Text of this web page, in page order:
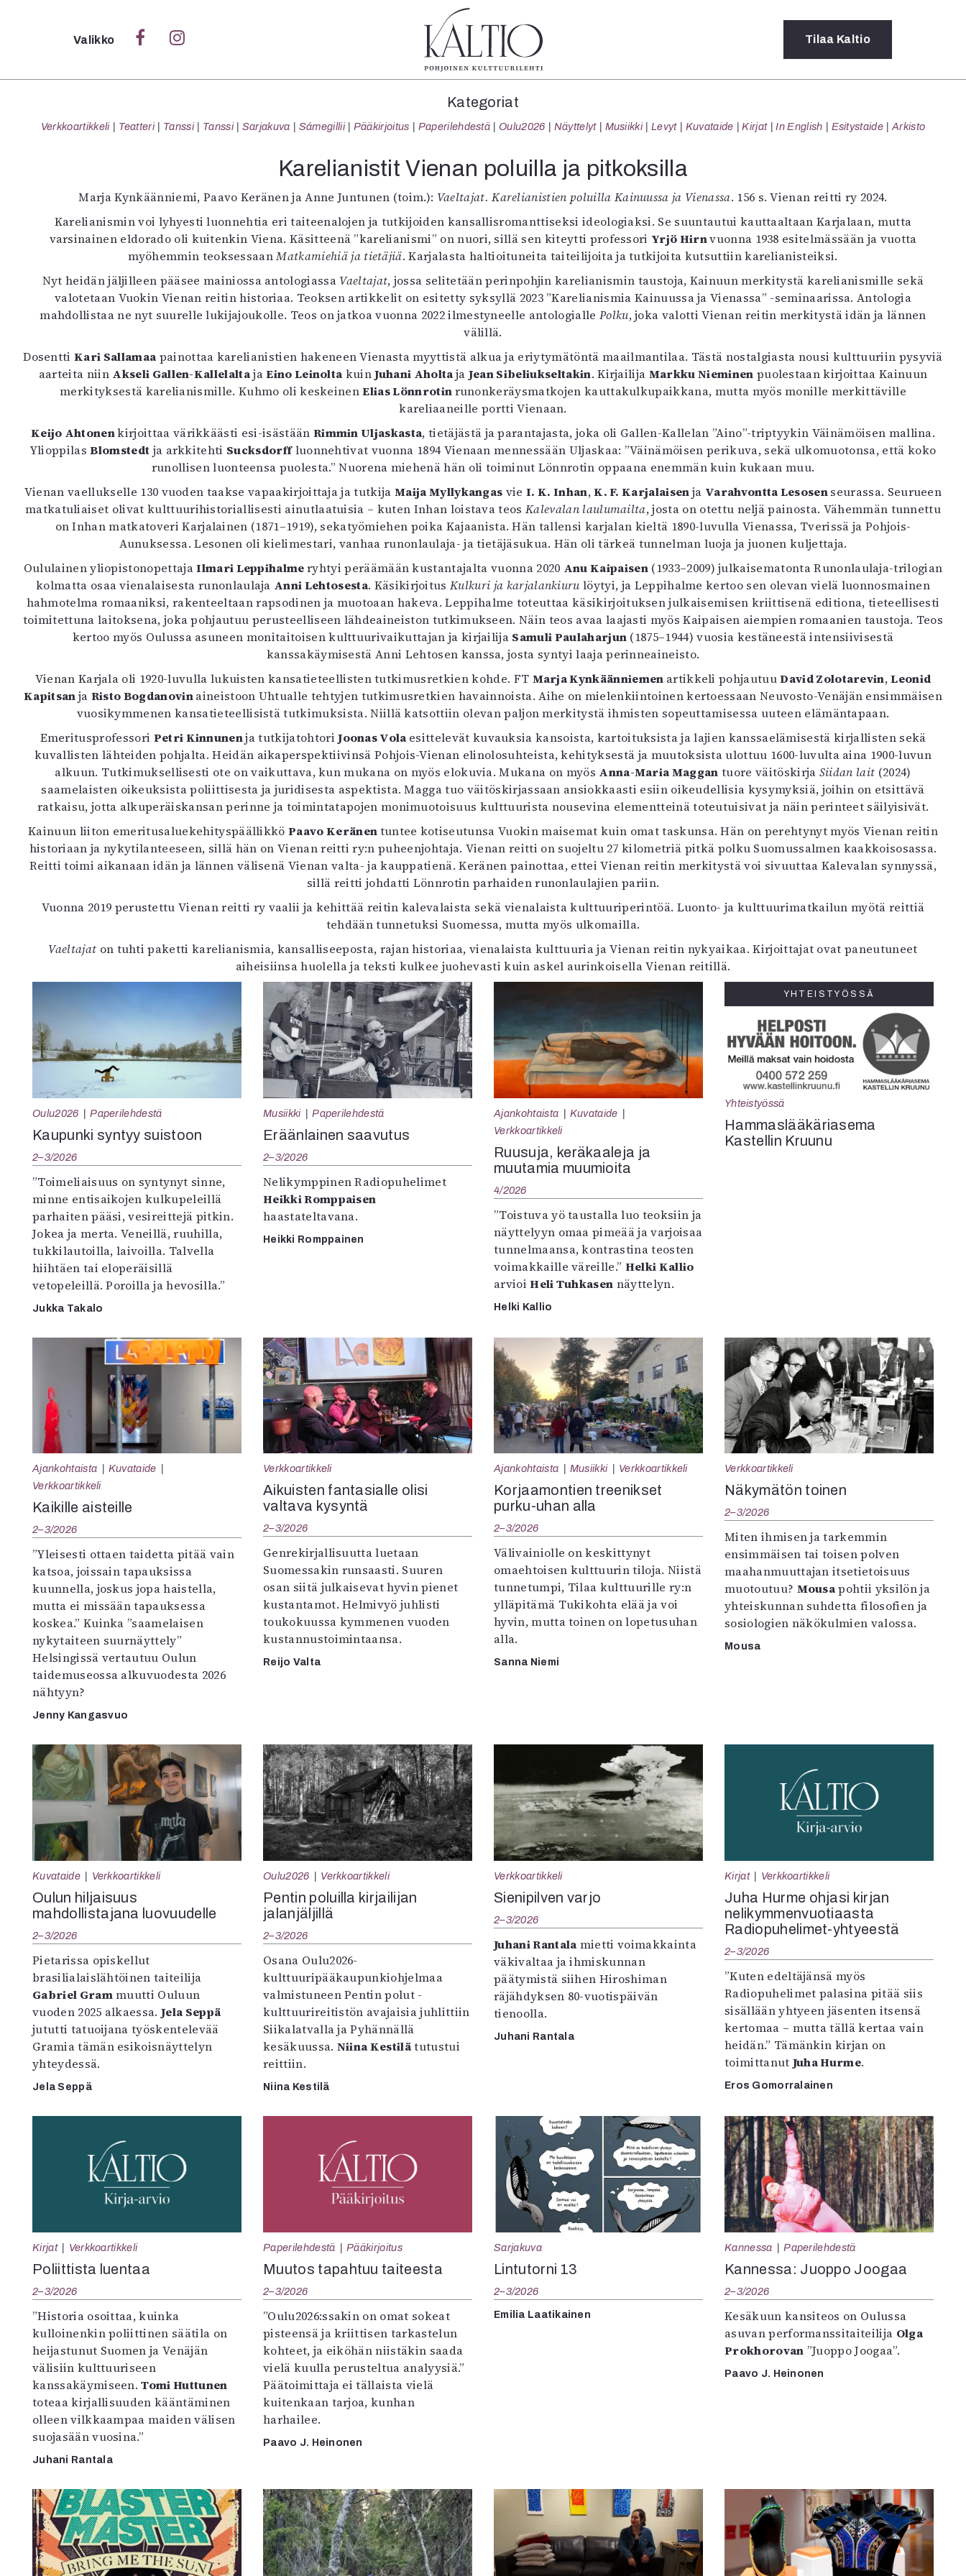
Sulje
Verkkoartikkeli
Tanssi
Tanssi
Sarjakuva
Pääkirjoitus
Paperilehdestä
Oulu2026
Näyttelyt
Musiikki
Levyt
In English
Esitystaide
Lehdet
4/2026
6/2025
5/2025 saame
Lehtiarkisto
Tilaus ja
Yhteistyössä
Toimitus
Mediatiedot
Valikko Tilaa Kaltio
Kategoriat
Verkkoartikkeli Teatteri Tanssi Tanssi Sarjakuva Sámegillii Pääkirjoitus Paperilehdestä Oulu2026 Näyttelyt Musiikki Levyt Kuvataide Kirjat In English Esitystaide Arkisto
Karelianistit Vienan poluilla ja pitkoksilla
Marja Kynkäänniemi, Paavo Keränen ja Anne Juntunen (toim.): Vaeltajat. Karelianistien poluilla Kainuussa ja Vienassa. 156 s. Vienan reitti ry 2024.
Karelianismin voi lyhyesti luonnehtia eri taiteenalojen ja tutkijoiden kansallisromanttiseksi ideologiaksi. Se suuntautui kauttaaltaan Karjalaan, mutta
varsinainen eldorado oli kuitenkin Viena. Käsitteenä ”karelianismi” on nuori, sillä sen kiteytti professori Yrjö Hirnvuonna 1938 esitelmässään ja vuotta
myöhemmin teoksessaanMatkamiehiä ja tietäjiä. Karjalasta haltioituneita taiteilijoita ja tutkijoita kutsuttiin karelianisteiksi.
Nyt heidän jäljilleen pääsee mainiossa antologiassa Vaeltajat, jossa selitetään perinpohjin karelianismin taustoja, Kainuun merkitystä karelianismille sekä
valotetaan Vuokin Vienan reitin historiaa. Teoksen artikkelit on esitetty syksyllä 2023 ”Karelianismia Kainuussa ja Vienassa” -seminaarissa. Antologia
mahdollistaa ne nyt suurelle lukijajoukolle. Teos on jatkoa vuonna 2022 ilmestyneelle antologialle Polku, joka valotti Vienan reitin merkitystä idän ja lännen
välillä.
DosenttiKari Sallamaa painottaa karelianistien hakeneen Vienasta myyttistä alkua ja eriytymätöntä maailmantilaa. Tästä nostalgiasta nousi kulttuuriin pysyviä
aarteita niin Akseli Gallen-KallelaltajaEino Leinolta kuinJuhani Aholtaja Jean Sibeliukseltakin. Kirjailija Markku Nieminen puolestaan kirjoittaa Kainuun
merkityksestä karelianismille. Kuhmo oli keskeinenElias Lönnrotinrunonkeräysmatkojen kauttakulkupaikkana, mutta myös monille merkittäville
kareliaaneille portti Vienaan.
Keijo Ahtonenkirjoittaa värikkäästi esi-isästään Rimmin Uljaskasta, tietäjästä ja parantajasta, joka oli Gallen-Kallelan ”Aino”-triptyykin Väinämöisen mallina.
YlioppilasBlomstedt ja arkkitehti Sucksdorffluonnehtivat vuonna 1894 Vienaan mennessään Uljaskaa: ”Väinämöisen perikuva, sekä ulkomuotonsa, että koko
runollisen luonteensa puolesta.” Nuorena miehenä hän oli toiminut Lönnrotin oppaana enemmän kuin kukaan muu.
Vienan vaellukselle 130 vuoden taakse vapaakirjoittaja ja tutkija Maija Myllykangas vieI. K. Inhan,K. F. Karjalaisenja Varahvontta Lesosenseurassa. Seurueen
matkatuliaiset olivat kulttuurihistoriallisesti ainutlaatuisia – kuten Inhan loistava teosKalevalan laulumailta, josta on otettu neljä painosta. Vähemmän tunnettu
on Inhan matkatoveri Karjalainen (1871–1919), sekatyömiehen poika Kajaanista. Hän tallensi karjalan kieltä 1890-luvulla Vienassa, Tverissä ja Pohjois-
Aunuksessa. Lesonen oli kielimestari, vanhaa runonlaulaja- ja tietäjäsukua. Hän oli tärkeä tunnelman luoja ja juonen kuljettaja.
Oululainen yliopistonopettajaIlmari Leppihalmeryhtyi peräämään kustantajalta vuonna 2020 Anu Kaipaisen(1933–2009) julkaisematonta Runonlaulaja-trilogian
kolmatta osaa vienalaisesta runonlaulaja Anni Lehtosesta. KäsikirjoitusKulkuri ja karjalankiurulöytyi, ja Leppihalme kertoo sen olevan vielä luonnosmainen
hahmotelma romaaniksi, rakenteeltaan rapsodinen ja muotoaan hakeva. Leppihalme toteuttaa käsikirjoituksen julkaisemisen kriittisenä editiona, tieteellisesti
toimitettuna laitoksena, joka pohjautuu perusteelliseen lähdeaineiston tutkimukseen. Näin teos avaa laajasti myös Kaipaisen aiempien romaanien taustoja. Teos
kertoo myös Oulussa asuneen monitaitoisen kulttuurivaikuttajan ja kirjailija Samuli Paulaharjun (1875–1944) vuosia kestäneestä intensiivisestä
kanssakäymisestä Anni Lehtosen kanssa, josta syntyi laaja perinneaineisto.
Vienan Karjala oli 1920-luvulla lukuisten kansatieteellisten tutkimusretkien kohde. FT Marja Kynkäänniemen artikkeli pohjautuuDavid Zolotarevin,Leonid
Kapitsanja Risto Bogdanovinaineistoon Uhtualle tehtyjen tutkimusretkien havainnoista. Aihe on mielenkiintoinen kertoessaan Neuvosto-Venäjän ensimmäisen
vuosikymmenen kansatieteellisistä tutkimuksista. Niillä katsottiin olevan paljon merkitystä ihmisten sopeuttamisessa uuteen elämäntapaan.
Emeritusprofessori Petri Kinnunenja tutkijatohtoriJoonas Vola esittelevät kuvauksia kansoista, kartoituksista ja lajien kanssaelämisestä kirjallisten sekä
kuvallisten lähteiden pohjalta. Heidän aikaperspektiivinsä Pohjois-Vienan elinolosuhteista, kehityksestä ja muutoksista ulottuu 1600-luvulta aina 1900-luvun
alkuun. Tutkimuksellisesti ote on vaikuttava, kun mukana on myös elokuvia. Mukana on myös Anna-Maria Maggan tuore väitöskirja Siidan lait (2024)
saamelaisten oikeuksista poliittisesta ja juridisesta aspektista. Magga tuo väitöskirjassaan ansiokkaasti esiin oikeudellisia kysymyksiä, joihin on etsittävä
ratkaisu, jotta alkuperäiskansan perinne ja toimintatapojen monimuotoisuus kulttuurista nousevina elementteinä toteutuisivat ja näin perinteet säilyisivät.
Kainuun liiton emeritusaluekehityspäällikköPaavo Keränentuntee kotiseutunsa Vuokin maisemat kuin omat taskunsa. Hän on perehtynyt myös Vienan reitin
historiaan ja nykytilanteeseen, sillä hän on Vienan reitti ry:n puheenjohtaja. Vienan reitti on suojeltu 27 kilometriä pitkä polku Suomussalmen kaakkoisosassa.
Reitti toimi aikanaan idän ja lännen välisenä Vienan valta- ja kauppatienä. Keränen painottaa, ettei Vienan reitin merkitystä voi sivuuttaa Kalevalan synnyssä,
sillä reitti johdatti Lönnrotin parhaiden runonlaulajien pariin.
Vuonna 2019 perustettu Vienan reitti ry vaalii ja kehittää reitin kalevalaista sekä vienalaista kulttuuriperintöä. Luonto- ja kulttuurimatkailun myötä reittiä
tehdään tunnetuksi Suomessa, mutta myös ulkomailla.
Vaeltajat on tuhti paketti karelianismia, kansalliseeposta, rajan historiaa, vienalaista kulttuuria ja Vienan reitin nykyaikaa. Kirjoittajat ovat paneutuneet
aiheisiinsa huolella ja teksti kulkee juohevasti kuin askel aurinkoisella Vienan reitillä.
Oulu2026 Paperilehdestä
Kaupunki syntyy suistoon
2–3/2026
”Toimeliaisuus on syntynyt sinne,
minne entisaikojen kulkupeleillä
parhaiten pääsi, vesireittejä pitkin.
Jokea ja merta. Veneillä, ruuhilla,
tukkilautoilla, laivoilla. Talvella
hiihtäen tai eloperäisillä
vetopeleillä. Poroilla ja hevosilla.”
Jukka Takalo
Musiikki Paperilehdestä
Eräänlainen saavutus
2–3/2026
Nelikymppinen Radiopuhelimet
Heikki Romppaisen
haastateltavana.
Heikki Romppainen
Ajankohtaista
Kuvataide
Verkkoartikkeli
Ruusuja, keräkaaleja ja
muutamia muumioita
4/2026
”Toistuva yö taustalla luo teoksiin ja
näyttelyyn omaa pimeää ja varjoisaa
tunnelmaansa, kontrastina teosten
voimakkaille väreille.” Helki Kallio
arvioiHeli Tuhkasen näyttelyn.
Helki Kallio
YHTEISTYÖSSÄ
Yhteistyössä
Hammaslääkäriasema
Kastellin Kruunu
Ajankohtaista
Kuvataide
Verkkoartikkeli
Kaikille aisteille
2–3/2026
”Yleisesti ottaen taidetta pitää vain
katsoa, joissain tapauksissa
kuunnella, joskus jopa haistella,
mutta ei missään tapauksessa
koskea.” Kuinka ”saamelaisen
nykytaiteen suurnäyttely”
Helsingissä vertautuu Oulun
taidemuseossa alkuvuodesta 2026
nähtyyn?
Jenny Kangasvuo
Verkkoartikkeli
Aikuisten fantasialle olisi
valtava kysyntä
2–3/2026
Genrekirjallisuutta luetaan
Suomessakin runsaasti. Suuren
osan siitä julkaisevat hyvin pienet
kustantamot. Helmivyö juhlisti
toukokuussa kymmenen vuoden
kustannustoimintaansa.
Reijo Valta
Ajankohtaista Musiikki Verkkoartikkeli
Korjaamontien treenikset
purku-uhan alla
2–3/2026
Välivainiolle on keskittynyt
omaehtoisen kulttuurin tiloja. Niistä
tunnetumpi, Tilaa kulttuurille ry:n
ylläpitämä Tukikohta elää ja voi
hyvin, mutta toinen on lopetusuhan
alla.
Sanna Niemi
Verkkoartikkeli
Näkymätön toinen
2–3/2026
Miten ihmisen ja tarkemmin
ensimmäisen tai toisen polven
maahanmuuttajan itsetietoisuus
muotoutuu? Mousapohtii yksilön ja
yhteiskunnan suhdetta filosofien ja
sosiologien näkökulmien valossa.
Mousa
Kuvataide Verkkoartikkeli
Oulun hiljaisuus
mahdollistajana luovuudelle
2–3/2026
Pietarissa opiskellut
brasilialaislähtöinen taiteilija
Gabriel Grammuutti Ouluun
vuoden 2025 alkaessa.Jela Seppä
jututti tatuoijana työskentelevää
Gramia tämän esikoisnäyttelyn
yhteydessä.
Jela Seppä
Oulu2026 Verkkoartikkeli
Pentin poluilla kirjailijan
jalanjäljillä
2–3/2026
Osana Oulu2026-
kulttuuripääkaupunkiohjelmaa
valmistuneen Pentin polut -
kulttuurireitistön avajaisia juhlittiin
Siikalatvalla ja Pyhännällä
kesäkuussa. Niina Kestilätutustui
reittiin.
Niina Kestilä
Verkkoartikkeli
Sienipilven varjo
2–3/2026
Juhani Rantala mietti voimakkainta
väkivaltaa ja ihmiskunnan
päätymistä siihen Hiroshiman
räjähdyksen 80-vuotispäivän
tienoolla.
Juhani Rantala
Kirjat Verkkoartikkeli
Juha Hurme ohjasi kirjan
nelikymmenvuotiaasta
Radiopuhelimet-yhtyeestä
2–3/2026
”Kuten edeltäjänsä myös
Radiopuhelimet palasina pitää siis
sisällään yhtyeen jäsenten itsensä
kertomaa – mutta tällä kertaa vain
heidän.” Tämänkin kirjan on
toimittanut Juha Hurme.
Eros Gomorralainen
Kirjat Verkkoartikkeli
Poliittista luentaa
2–3/2026
”Historia osoittaa, kuinka
kulloinenkin poliittinen säätila on
heijastunut Suomen ja Venäjän
välisiin kulttuuriseen
kanssakäymiseen.Tomi Huttunen
toteaa kirjallisuuden kääntäminen
olleen vilkkaampaa maiden välisen
suojasään vuosina.”
Juhani Rantala
Paperilehdestä Pääkirjoitus
Muutos tapahtuu taiteesta
2–3/2026
”Oulu2026:ssakin on omat sokeat
pisteensä ja kriittisen tarkastelun
kohteet, ja eiköhän niistäkin saada
vielä kuulla perusteltua analyysiä.”
Päätoimittaja ei tällaista vielä
kuitenkaan tarjoa, kunhan
harhailee.
Paavo J. Heinonen
Sarjakuva
Lintutorni 13
2–3/2026
Emilia Laatikainen
Kannessa Paperilehdestä
Kannessa: Juoppo Joogaa
2–3/2026
Kesäkuun kansiteos on Oulussa
asuvan performanssitaiteilija Olga
Prokhorovan ”Juoppo Joogaa”.
Paavo J. Heinonen